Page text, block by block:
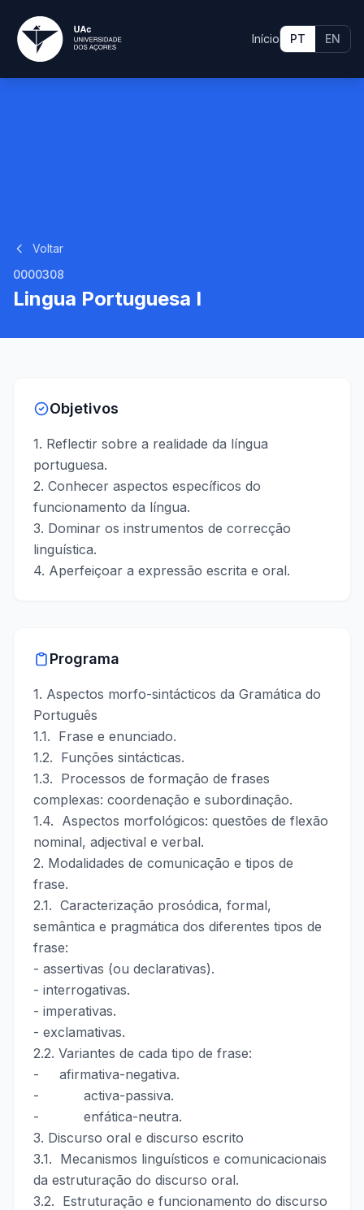
Início PT EN
Voltar
0000308
Lingua Portuguesa I
Objetivos
1. Reflectir sobre a realidade da língua
portuguesa.
2. Conhecer aspectos específicos do
funcionamento da língua.
3. Dominar os instrumentos de correcção
linguística.
4. Aperfeiçoar a expressão escrita e oral.
Programa
1. Aspectos morfo-sintácticos da Gramática do
Português
1.1. Frase e enunciado.
1.2. Funções sintácticas.
1.3. Processos de formação de frases
complexas: coordenação e subordinação.
1.4. Aspectos morfológicos: questões de flexão
nominal, adjectival e verbal.
2. Modalidades de comunicação e tipos de
frase.
2.1. Caracterização prosódica, formal,
semântica e pragmática dos diferentes tipos de
frase:
- assertivas (ou declarativas).
- interrogativas.
- imperativas.
- exclamativas.
2.2. Variantes de cada tipo de frase:
- afirmativa-negativa.
- activa-passiva.
- enfática-neutra.
3. Discurso oral e discurso escrito
3.1. Mecanismos linguísticos e comunicacionais
da estruturação do discurso oral.
3.2. Estruturação e funcionamento do discurso